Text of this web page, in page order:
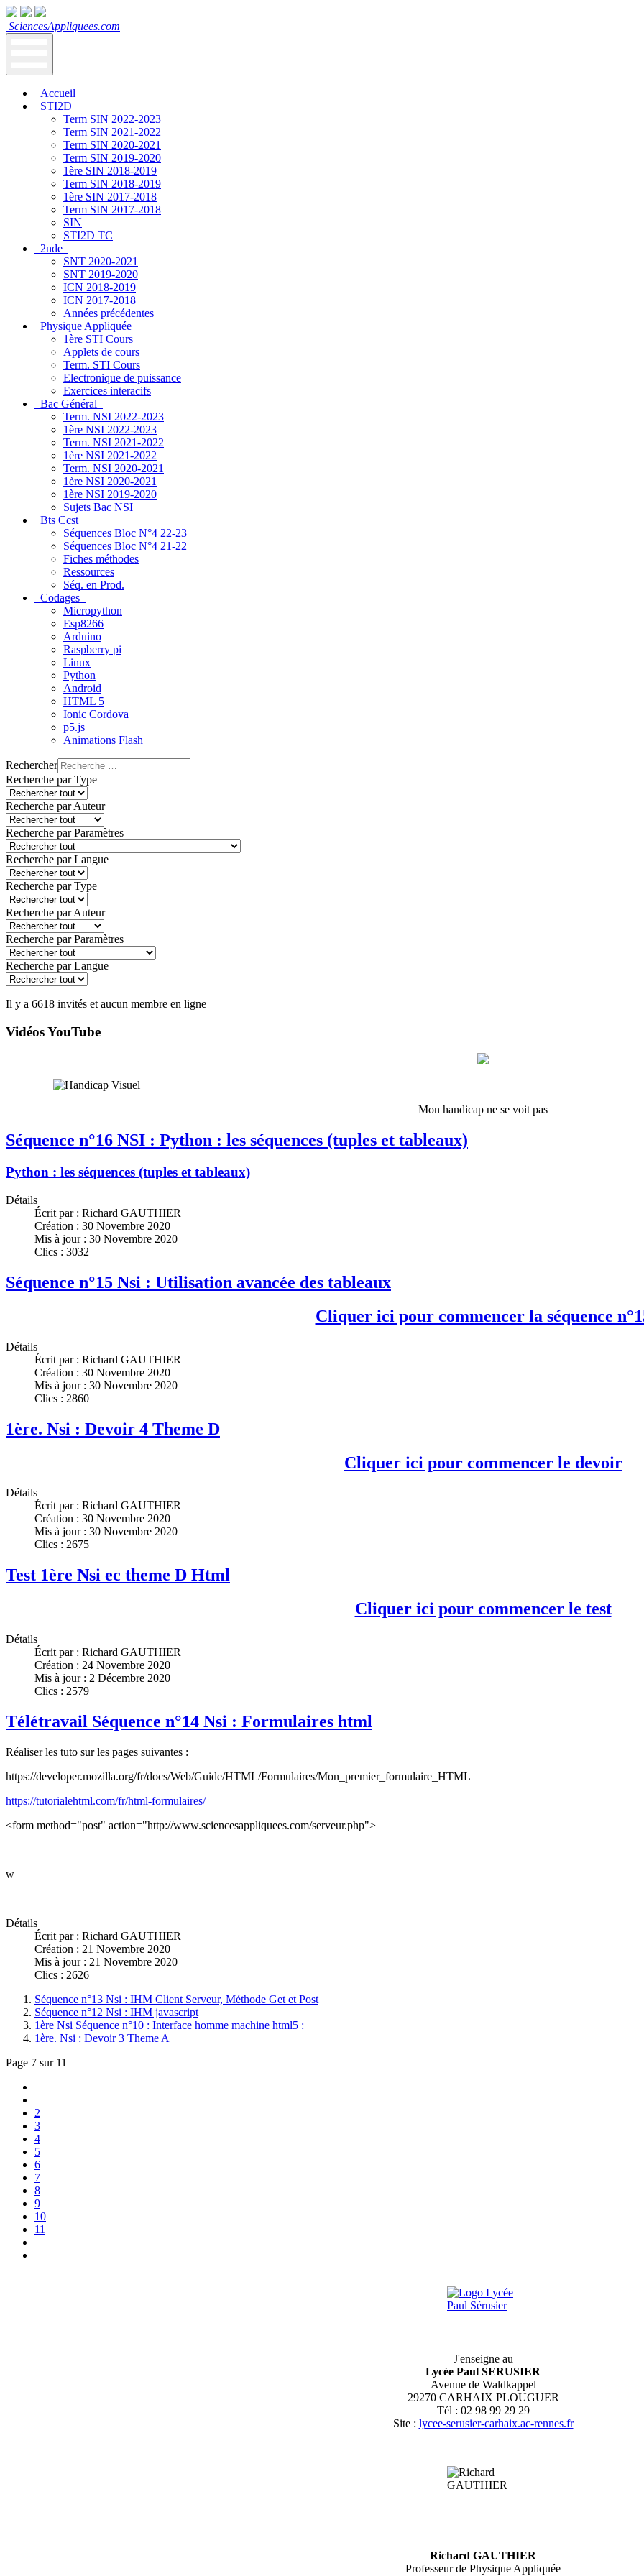
SciencesAppliquees.com
Accueil
STI2D
Term SIN 2022-2023
Term SIN 2021-2022
Term SIN 2020-2021
Term SIN 2019-2020
1ère SIN 2018-2019
Term SIN 2018-2019
1ère SIN 2017-2018
Term SIN 2017-2018
SIN
STI2D TC
2nde
SNT 2020-2021
SNT 2019-2020
ICN 2018-2019
ICN 2017-2018
Années précédentes
Physique Appliquée
1ère STI Cours
Applets de cours
Term. STI Cours
Electronique de puissance
Exercices interacifs
Bac Général
Term. NSI 2022-2023
1ère NSI 2022-2023
Term. NSI 2021-2022
1ère NSI 2021-2022
Term. NSI 2020-2021
1ère NSI 2020-2021
1ère NSI 2019-2020
Sujets Bac NSI
Bts Ccst
Séquences Bloc N°4 22-23
Séquences Bloc N°4 21-22
Fiches méthodes
Ressources
Séq. en Prod.
Codages
Micropython
Esp8266
Arduino
Raspberry pi
Linux
Python
Android
HTML 5
Ionic Cordova
p5.js
Animations Flash
Rechercher
Recherche par Type
Recherche par Auteur
Recherche par Paramètres
Recherche par Langue
Recherche par Type
Recherche par Auteur
Recherche par Paramètres
Recherche par Langue
Il y a 6618 invités et aucun membre en ligne
Vidéos YouTube
Mon handicap ne se voit pas
Séquence n°16 NSI : Python : les séquences (tuples et tableaux)
Python : les séquences (tuples et tableaux)
Détails
Écrit par : Richard GAUTHIER
Création : 30 Novembre 2020
Mis à jour : 30 Novembre 2020
Clics : 3032
Séquence n°15 Nsi : Utilisation avancée des tableaux
Cliquer ici pour commencer la séquence
Détails
Écrit par : Richard GAUTHIER
Création : 30 Novembre 2020
Mis à jour : 30 Novembre 2020
Clics : 2860
1ère. Nsi : Devoir 4 Theme D
Cliquer ici pour commencer le devoir
Détails
Écrit par : Richard GAUTHIER
Création : 30 Novembre 2020
Mis à jour : 30 Novembre 2020
Clics : 2675
Test 1ère Nsi ec theme D Html
Cliquer ici pour commencer le test
Détails
Écrit par : Richard GAUTHIER
Création : 24 Novembre 2020
Mis à jour : 2 Décembre 2020
Clics : 2579
Télétravail Séquence n°14 Nsi : Formulaires html
Réaliser les tuto sur les pages suivantes :
https://developer.mozilla.org/fr/docs/Web/Guide/HTML/Formulaires/Mon_premier_formulaire_HTML
https://tutorialehtml.com/fr/html-formulaires/
<form method="post" action="http://www.sciencesappliquees.com/serveur.php">
w
Détails
Écrit par : Richard GAUTHIER
Création : 21 Novembre 2020
Mis à jour : 21 Novembre 2020
Clics : 2626
Séquence n°13 Nsi : IHM Client Serveur, Méthode Get et Post
Séquence n°12 Nsi : IHM javascript
1ère Nsi Séquence n°10 : Interface homme machine html5 :
1ère. Nsi : Devoir 3 Theme A
Page 7 sur 11
2
3
4
5
6
7
8
9
10
11
J'enseigne au
Lycée Paul SERUSIER
Avenue de Waldkappel
29270 CARHAIX PLOUGUER
Tél : 02 98 99 29 29
Site : lycee-serusier-carhaix.ac-rennes.fr
Richard GAUTHIER
Professeur de Physique Appliquée